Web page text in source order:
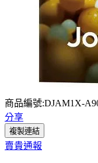
商品編號:DJAM1X-
分享
複製連結
賣貴通報